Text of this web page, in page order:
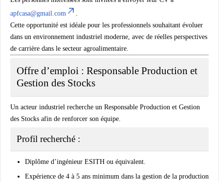
apfcasa@gmail.com
Cette opportunité est idéale pour les professionnels souhaitant évoluer
dans un environnement industriel moderne, avec de réelles perspectives
de carrière dans le secteur agroalimentaire.
Offre d’emploi : Responsable Production et
Gestion des Stocks
Un acteur industriel recherche un Responsable Production et Gestion
des Stocks afin de renforcer son équipe.
Profil recherché :
Diplôme d’ingénieur ESITH ou équivalent.
Expérience de 4 à 5 ans minimum dans la gestion de la production